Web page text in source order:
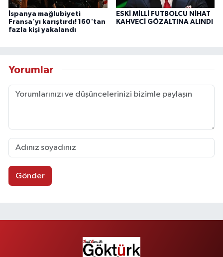
İspanya mağlubiyeti
Fransa'yı karıştırdı! 160'tan
fazla kişi yakalandı
ESKİ MİLLİ FUTBOLCU NİHAT
KAHVECİ GÖZALTINA ALINDI
Yorumlar
Gönder